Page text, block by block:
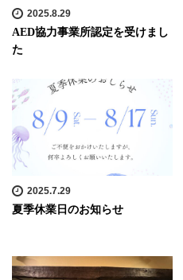
2025.8.29
AED協力事業所認定を受けまし
た
2025.7.29
夏季休業日のお知らせ